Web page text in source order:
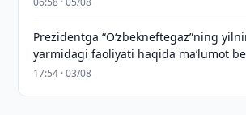
Prezidentga “Oʻzbekneftegaz”ning
yarmidagi faoliyati haqida maʼlumot
17:54 · 03/08